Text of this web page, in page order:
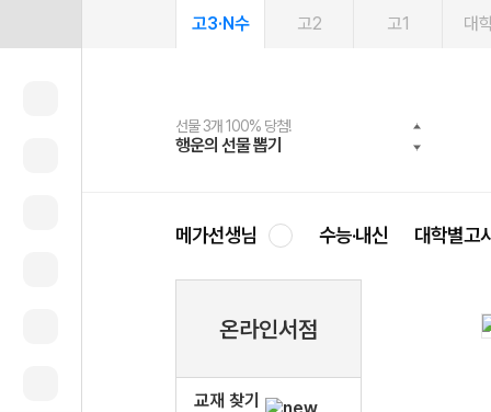
고3·N수 고2 고1 대
선물 3개 100% 당첨!
행운의 선물 뽑기
선물 100% 증정!
메가스터디 X 올리브
여름방학 스터디 캐시백
메가런 썸머스쿨
2027 러셀 단과
강사 공개선발
스마트러닝앱
설문 EVENT
메가패스
3일 무료 체험권
메가패스 수강생 무료혜택!
메가클럽 멤버십
사회공헌 캠페인
희망이룸 메가나눔
메가선생님 수능·내신 대학별고
온라인서점
교재 찾기